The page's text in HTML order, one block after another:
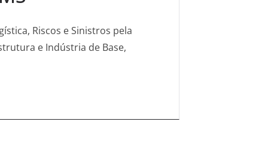
Riscos e Sinistros pela
e Indústria de Base,